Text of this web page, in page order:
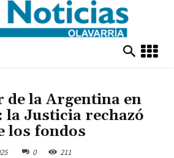
de la Argentina en
la Justicia rechazó
los fondos
0 211